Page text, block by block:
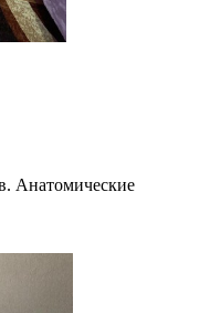
Анатомические